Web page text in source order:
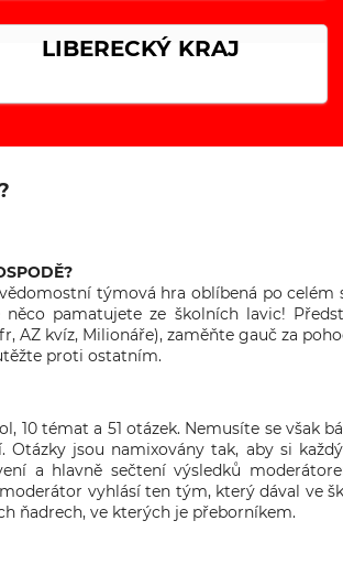
LIBERECKÝ KRAJ
týmová hra oblíbená po celém
pamatujete ze školních lavic!
AZ kvíz, Milionáře), zaměňte gauč za
proti ostatním.
10 témat a 51 otázek. Nemusíte se však
jsou namixovány tak, aby si
a hlavně sečtení výsledků
vyhlásí ten tým, který dával ve
ňadrech, ve kterých je přeborníkem.